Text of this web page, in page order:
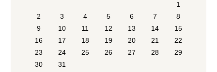
1
2
3 4 5 6 7
8
9
10 11 12 13 14
15
16
17 18 19 20 21
22
23
24 25 26 27 28
29
30
31